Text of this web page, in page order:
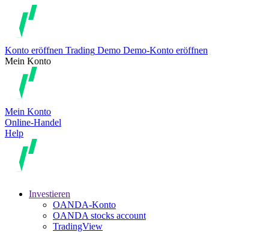
Konto eröffnen Trading Demo Demo-Konto eröffnen
Mein Konto
Mein Konto
Online-Handel
Help
Investieren
OANDA-Konto
OANDA stocks account
TradingView